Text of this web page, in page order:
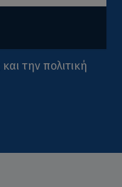
και τηνπολιτική